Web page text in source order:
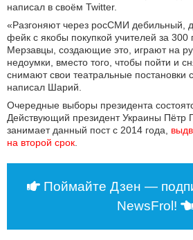
написал в своём Twitter.
«Разгоняют через росСМИ дебильный,
фейк с якобы покупкой учителей за 300
Мерзавцы, создающие это, играют на
недоумки, вместо того, чтобы пойти и
снимают свои театральные
написал Шарий.
Очередные выборы президента
Действующий президент Украины Пётр
занимает данный пост с 2014 года,
на второй срок.
Поймайте Дзен —
NewsFrol!